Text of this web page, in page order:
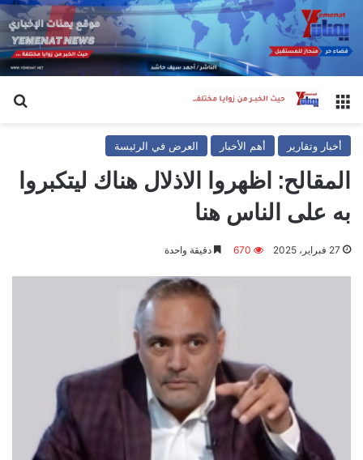
القائمة
أخبار وتقارير أهم الأخبار العرض في الرئيسة
المقالح: اظهروا الاذلال هناك ليتكبروا
به على الناس هنا
27 فبراير، 2025 670 دقيقة واحدة